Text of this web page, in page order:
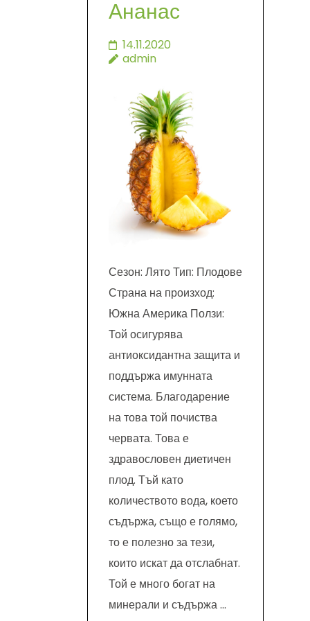
Ананас
14.11.2020
admin
Сезон: Лято Тип: Плодове
Страна на произход:
Южна Америка Ползи:
Той осигурява
антиоксидантна защита и
поддържа имунната
система. Благодарение
на това той почиства
червата. Това е
здравословен диетичен
плод. Тъй като
количеството вода, което
съдържа, също е голямо,
то е полезно за тези,
които искат да отслабнат.
Той е много богат на
минерали и съдържа …